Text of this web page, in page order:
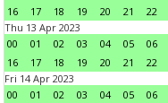
16
17 18 19 20 21 22
Thu 13 Apr 2023
00
01 02 03 04 05 06
16
17 18 19 20 21 22
Fri 14 Apr 2023
00
01 02 03 04 05 06